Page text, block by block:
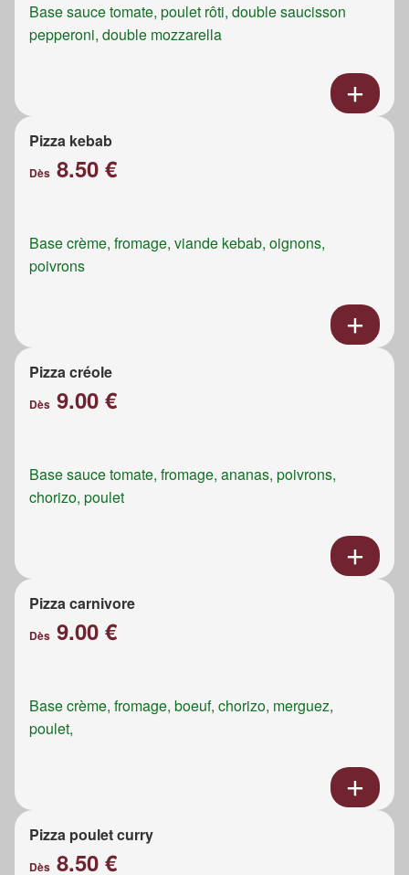
Base sauce tomate, poulet rôti, double saucisson
pepperoni, double mozzarella
Pizza kebab
Dès 8.50 €
Base crème, fromage, viande kebab, oignons,
poivrons
Pizza créole
Dès 9.00 €
Base sauce tomate, fromage, ananas, poivrons,
chorizo, poulet
Pizza carnivore
Dès 9.00 €
Base crème, fromage, boeuf, chorizo, merguez,
poulet,
Pizza poulet curry
Dès 8.50 €